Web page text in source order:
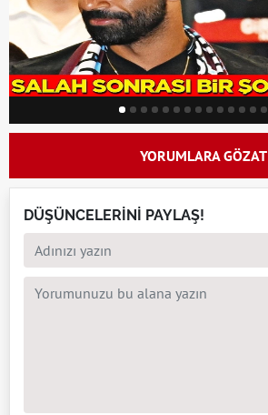
YORUMLARA GÖZAT
DÜŞÜNCELERİNİ PAYLAŞ!